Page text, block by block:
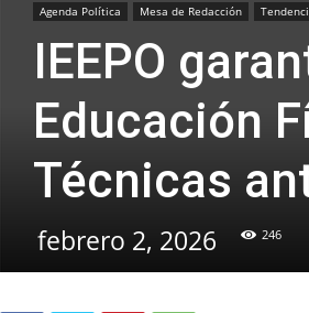
Agenda Política Mesa de Redacción
IEEPO
Educación
Técnicas
febrero 2, 2026 246